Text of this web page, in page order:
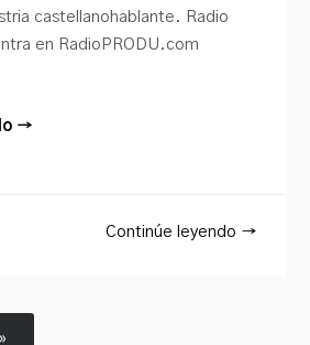
castellanohablante. Radio
en RadioPRODU.com
→
Continúe leyendo →
»